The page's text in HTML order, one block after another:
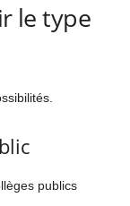
le type
publics